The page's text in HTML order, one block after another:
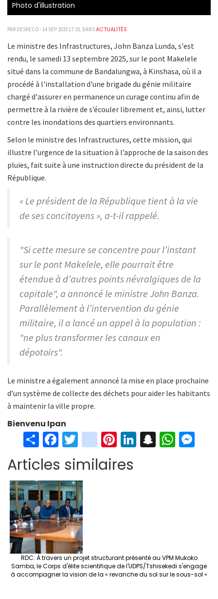
Photo d'illustration
PAR DESKECO - 14 SEP 2025 17:33, DANSACTUALITÉS
Le ministre des Infrastructures, John Banza Lunda, s'est
rendu, le samedi 13 septembre 2025, sur le pont Makelele
situé dans la commune de Bandalungwa, à Kinshasa, où il a
procédé à l'installation d'une brigade du génie militaire
chargé d'assurer en permanence un curage continu afin de
permettre à la rivière de s’écouler librement et, ainsi, lutter
contre les inondations des quartiers environnants.
Selon le ministre des Infrastructures, cette mission, qui
illustre l’urgence de la situation à l’approche de la saison des
pluies, fait suite à une instruction directe du président de la
République.
« Le président de la République tient à la vie
de ses concitoyens », a-t-il rappelé.
"Si cette mesure se concentre pour l’instant
sur le pont Makelele, elle pourrait être
étendue à d’autres points névralgiques de la
capitale", a annoncé le ministre John Banza.
Parallèlement à l’intervention du génie
militaire, il a lancé un appel à la population :
"ne plus transformer les canaux en
dépotoirs".
Le ministre a également annoncé la mise en place prochaine
d’un système de collecte des déchets pour aider les habitants
à maintenir la ville propre.
Bienvenu Ipan
S
h
ar
e
Fa
ce
b
o
o
k
T
wi
tt
er
in
st
ag
Pi
er
Li S W
Articles similaires
RDC: À travers un projet structurant présenté au VPM Mukoko
Samba, le Corps d'élite scientifique de l'UDPS/Tshisekedi s'engage
à accompagner la vision de la « revanche du sol sur le sous-sol »